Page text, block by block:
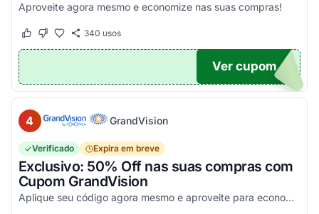
Aproveite agora mesmo e economize nas suas compras!
Este cupom funcionou
Este cupom não funcionou
340 usos
Ver cupom
4 GrandVision
Verificado Expira em breve
Exclusivo: 50% Off nas suas compras com
Cupom GrandVision
Aplique seu código agora mesmo e aproveite para economizar! Válido em par completo (Armação + Lente)!